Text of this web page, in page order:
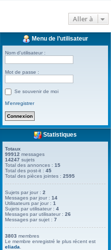
Aller à
Menu de l’utilisateur
Nom d’utilisateur :
Mot de passe :
Se souvenir de moi
M’enregistrer
Statistiques
Totaux
99912 messages
14247 sujets
Total des annonces :15
Total des post-it :45
Total des pièces jointes :2595
Sujets par jour :2
Messages par jour :14
Utilisateurs par jour :1
Sujets par utilisateur :4
Messages par utilisateur :26
Messages par sujet :7
3803 membres
Le membre enregistré le plus récent est
eliada